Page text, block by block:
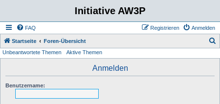
Initiative AW3P
FAQ Anmelden
Registrieren
Startseite Foren-Übersicht
Unbeantwortete Themen Aktive Themen
Anmelden
Benutzername: